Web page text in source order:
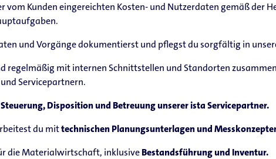
vom Kunden eingereichten Kosten- und Nutzerdaten gemäß der
und Vorgänge dokumentierst und pflegst du sorgfältig in
regelmäßig mit internen Schnittstellen und Standorten
Servicepartnern.
Steuerung, Disposition und Betreuung unserer ista Servicepartner.
du mittechnischen Planungsunterlagen und
die Materialwirtschaft, inklusiveBestandsführung und Inventur.